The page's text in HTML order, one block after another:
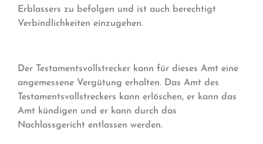
Erblassers zu befolgen und ist auch berechtigt
Verbindlichkeiten einzugehen.
Der Testamentsvollstrecker kann für dieses Amt eine
angemessene Vergütung erhalten. Das Amt des
Testamentsvollstreckers kann erlöschen, er kann das
Amt kündigen und er kann durch das
Nachlassgericht entlassen werden.